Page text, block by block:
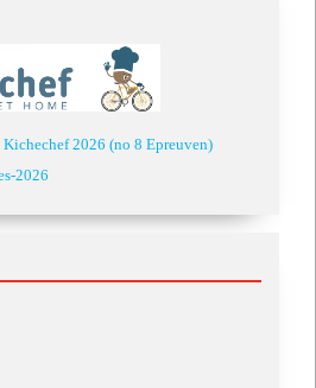
Kichechef 2026 (no 8 Epreuven)
2026